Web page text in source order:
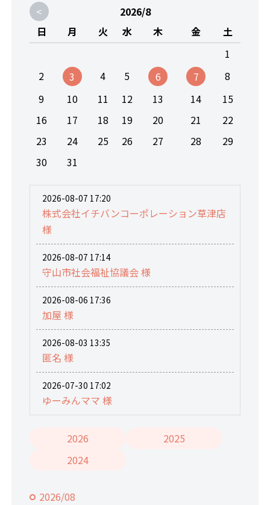
<
2026/8
日
月 火 水 木 金
土
1
2
3 4 5 6 7
8
9
10 11 12 13 14
15
16
17 18 19 20 21
22
23
24 25 26 27 28
29
30
31
2026-08-07 17:20
株式会社イチバンコーポレーション草津店
様
2026-08-07 17:14
守山市社会福祉協議会 様
2026-08-06 17:36
加屋 様
2026-08-03 13:35
匿名 様
2026-07-30 17:02
ゆーみんママ 様
2026
2025
2024
2026/08